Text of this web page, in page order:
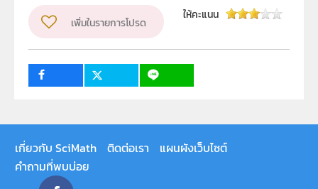
กลุ่มเป้าหมายเพิ่มในรายการโปรด
ให้คะแนน
เกี่ยวกับ SciMath ติดต่อเรา
แผนผังเว็บไซต์
คำถามที่พบบ่อย